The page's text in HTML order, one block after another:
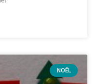
NOËL